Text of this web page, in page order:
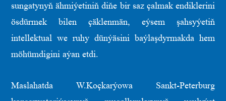
sungatynyň ähmiýetiniň diňe bir saz çalmak endiklerini
ösdürmek bilen çäklenmän, eýsem şahsyýetiň
intellektual we ruhy dünýäsini baýlaşdyrmakda hem
möhümdigini aýan etdi.
Maslahatda W.Koçkarýowa Sankt-Peterburg